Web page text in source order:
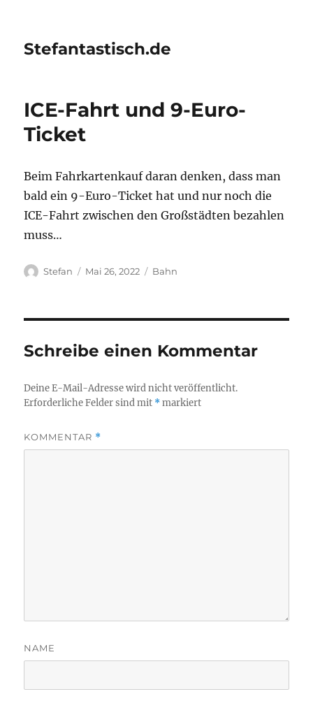
Stefantastisch.de
ICE-Fahrt und 9-Euro-
Ticket
Beim Fahrkartenkauf daran denken, dass man
bald ein 9-Euro-Ticket hat und nur noch die
ICE-Fahrt zwischen den Großstädten bezahlen
muss…
Autor
Stefan
Veröffentlicht
Mai 26, 2022 Kategorien
Bahn
Schreibe einen Kommentar
Deine E-Mail-Adresse wird nicht veröffentlicht.
Erforderliche Felder sind mit *markiert
KOMMENTAR *
NAME